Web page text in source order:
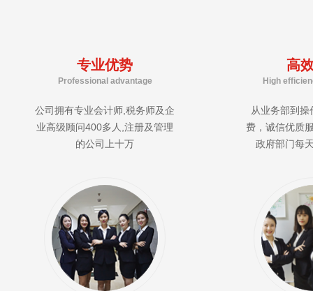
专业优势
Professional advantage
公司拥有专业会计师,税务师及企
业高级顾问400多人,注册及管理
的公司上十万
高
High
从业务部到操
费，诚信优质
政府部门每